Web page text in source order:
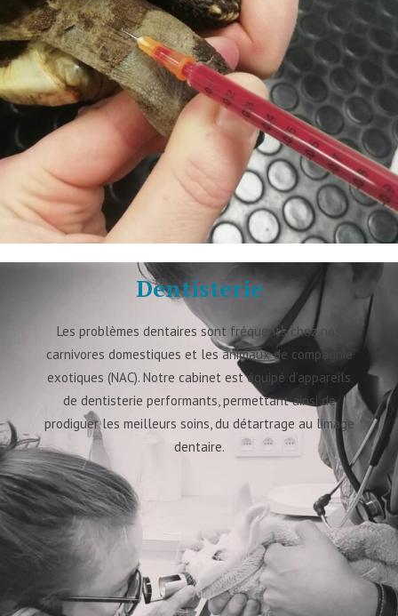
Dentisterie
Les problèmes dentaires sont fréquents chez nos
carnivores domestiques et les animaux de compagnie
exotiques (NAC). Notre cabinet est équipé d’appareils
de dentisterie performants, permettant ainsi de
prodiguer les meilleurs soins, du détartrage au limage
dentaire.